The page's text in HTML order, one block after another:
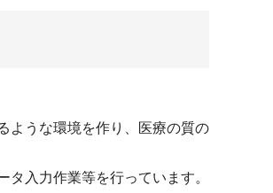
ような環境を作り、医療の質の
入力作業等を行っています。